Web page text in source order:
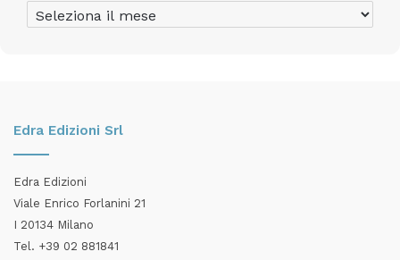
Archivio
Articoli
Edra Edizioni Srl
Edra Edizioni
Viale Enrico Forlanini 21
I 20134 Milano
Tel. +39 02 881841